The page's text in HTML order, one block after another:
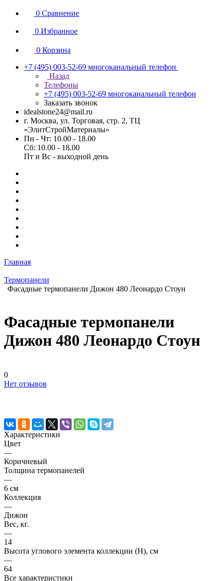
0 Сравнение
0 Избранное
0 Корзина
+7 (495) 003-52-69 многоканальный телефон
Назад
Телефоны
+7 (495) 003-52-69 многоканальный телефон
Заказать звонок
idealstone24@mail.ru
г. Москва, ул. Торговая, стр. 2, ТЦ
«ЭлитСтройМатериалы»
Пн - Чт: 10.00 - 18.00
Сб: 10.00 - 18.00
Пт и Вс - выходной день
Главная
Термопанели
Фасадные термопанели Дижон 480 Леонардо Стоун
Фасадные термопанели
Дижон 480 Леонардо Стоун
0
Нет отзывов
Характеристики
Цвет
—
Коричневый
Толщина термопанелей
—
6 см
Коллекция
—
Дижон
Вес, кг.
—
14
Высота углового элемента коллекции (H), см
—
64
Все характеристики